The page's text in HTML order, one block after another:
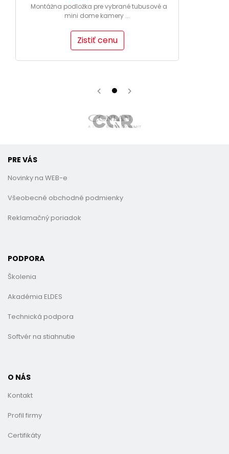
Montážna podložka pre vybrané tubusové a
mini dome kamery ...
Zistiť cenu
PRE VÁS
Novinky na WEB-e
Všeobecné obchodné podmienky
Reklamačný poriadok
PODPORA
Školenia
Akadémia ELDES
Technická podpora
Softvér na stiahnutie
O NÁS
Kontakt
Profil firmy
Certifikáty